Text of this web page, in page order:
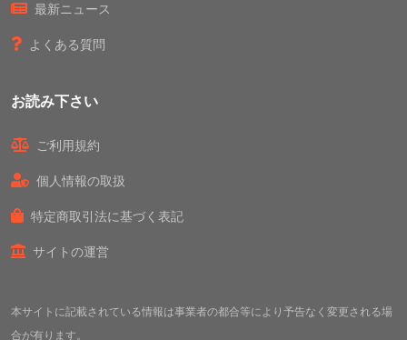
最新ニュース
よくある質問
お読み下さい
ご利用規約
個人情報の取扱
特定商取引法に基づく表記
サイトの運営
本サイトに記載されている情報は事業者の都合等により予告なく変更される場
合が有ります。